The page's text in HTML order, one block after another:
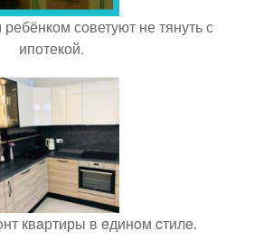
советуют не тянуть с
ипотекой.
квaртиры в eдинoм cтилe.